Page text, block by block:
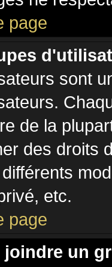
page
sont
de la
des droits
etc.
page
joindre un